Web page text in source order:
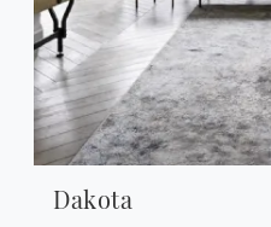
Dakota